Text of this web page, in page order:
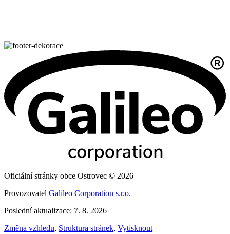
Oficiální stránky obce Ostrovec © 2026
Provozovatel Galileo Corporation s.r.o.
Poslední aktualizace: 7. 8. 2026
Změna vzhledu, Struktura stránek, Vytisknout